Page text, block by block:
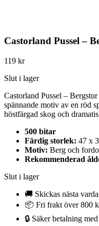
Castorland Pussel –
119 kr
Slut i lager
Castorland Pussel –
spännande motiv av en röd
höstfärgad skog och
500 bitar
Färdig storlek: 47 x
Motiv: Berg och
Rekommenderad
Slut i lager
🚚 Skickas nästa
📦 Fri frakt över 800
🔒 Säker betalning